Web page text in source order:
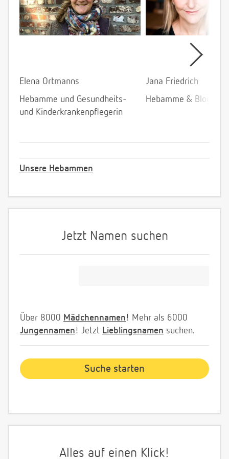
Elena Ortmanns
Hebamme und Gesundheits-
und Kinderkrankenpflegerin
Jana Friedrich
Hebamme &
Unsere Hebammen
Jetzt Namen suchen
Über 8000 Mädchennamen! Mehr als 6000
Jungennamen! Jetzt Lieblingsnamen suchen.
Alles auf einen Klick!